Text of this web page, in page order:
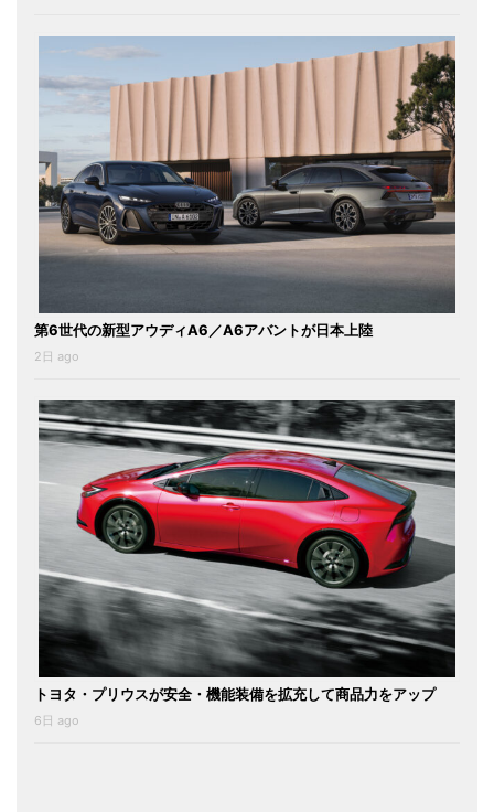
第6世代の新型アウディA6／A6アバントが日本上陸
2日 ago
トヨタ・プリウスが安全・機能装備を拡充して商品力をアップ
6日 ago